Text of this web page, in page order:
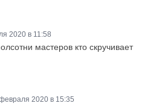
2020 в 11:58
мастеров кто скручивает
2020 в 15:35